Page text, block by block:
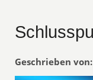
Geschrieben von: